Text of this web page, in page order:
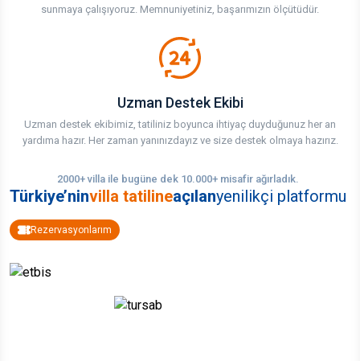
sunmaya çalışıyoruz. Memnuniyetiniz, başarımızın ölçütüdür.
Uzman Destek Ekibi
Uzman destek ekibimiz, tatiliniz boyunca ihtiyaç duyduğunuz her an
yardıma hazır. Her zaman yanınızdayız ve size destek olmaya hazırız.
2000+ villa ile bugüne dek 10.000+ misafir ağırladık.
Türkiye’ninvilla tatilineaçılanyenilikçi platformu
Rezervasyonlarım